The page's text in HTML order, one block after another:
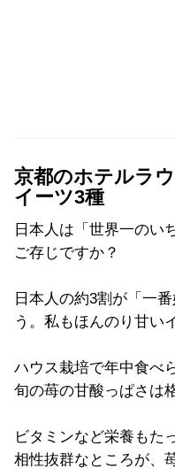
京都のホテルラ
イーツ3種
日本人は「世界一のい
ご存じですか？
日本人の約3割が「一
う。私もほんのり甘い
ハウス栽培で年中食べ
旬の苺の甘酸っぱさは
ビタミンなど栄養もた
相性抜群なところが、